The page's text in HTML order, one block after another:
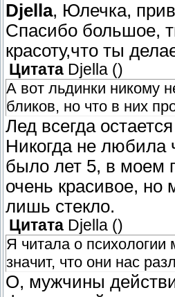
Djella, Юлечка,
Спасибо большое,
красоту,что ты
Цитата Djella ()
А вот льдинки никому
бликов, но что в них
Лед всегда
Никогда не любила
было лет 5, в моем
очень красивое, но
лишь стекло.
Цитата Djella ()
Я читала о психологии
значит, что они нас
О, мужчины